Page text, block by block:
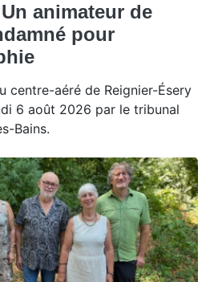
animateur de
pour
centre-aéré de Reignier-Ésery
6 août 2026 par le tribunal
Bains.